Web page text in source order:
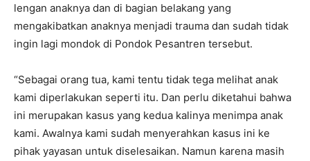
lengan anaknya dan di bagian belakang yang
mengakibatkan anaknya menjadi trauma dan sudah tidak
ingin lagi mondok di Pondok Pesantren tersebut.
“Sebagai orang tua, kami tentu tidak tega melihat anak
kami diperlakukan seperti itu. Dan perlu diketahui bahwa
ini merupakan kasus yang kedua kalinya menimpa anak
kami. Awalnya kami sudah menyerahkan kasus ini ke
pihak yayasan untuk diselesaikan. Namun karena masih